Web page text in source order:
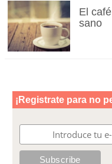
El
sano